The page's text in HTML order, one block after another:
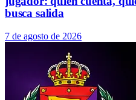
busca salida
7 de agosto de 2026